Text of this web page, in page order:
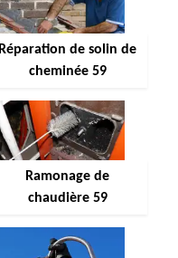
Réparation de solin de
cheminée 59
Ramonage de
chaudière 59